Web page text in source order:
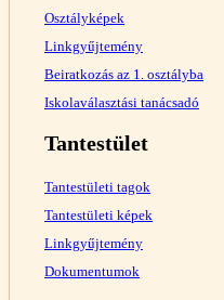
Osztályképek
Linkgyűjtemény
Beiratkozás az 1. osztályba
Iskolaválasztási tanácsadó
Tantestület
Tantestületi tagok
Tantestületi képek
Linkgyűjtemény
Dokumentumok